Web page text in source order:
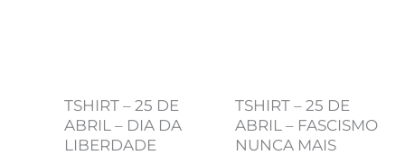
TSHIRT – 25 DE
ABRIL – DIA DA
LIBERDADE
TSHIRT – 25 DE
ABRIL – FASCISMO
NUNCA MAIS